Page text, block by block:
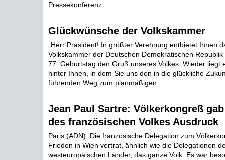
Pressekonferenz ...
Glückwünsche der Volkskammer
„Herr Präsident! In größter Verehrung entbietet Ihnen
Volkskammer der Deutschen Demokratischen
77. Geburtstag den Gruß unseres Volkes. Wieder liegt
hinter Ihnen, in dem Sie uns den in die glückliche
führenden Weg zum planmäßigen ...
Jean Paul Sartre: Völkerkongreß
des französischen Volkes Ausdruck
Paris (ADN). Die französische Delegation zum
Frieden in Wien vertrat, ähnlich wie die Delegationen
westeuropäischen Länder, das ganze Volk. Es war